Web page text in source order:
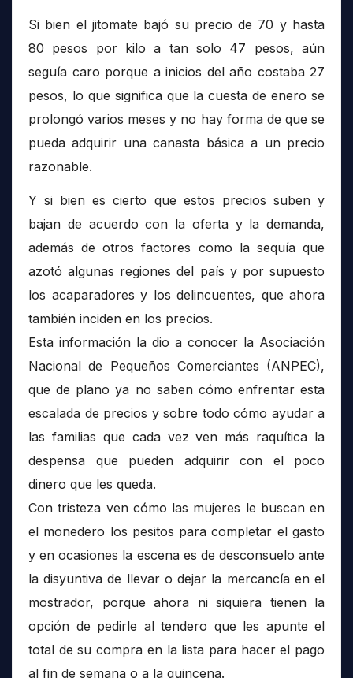
Si bien el jitomate bajó su precio de 70 y hasta
80 pesos por kilo a tan solo 47 pesos, aún
seguía caro porque a inicios del año costaba 27
pesos, lo que significa que la cuesta de enero se
prolongó varios meses y no hay forma de que se
pueda adquirir una canasta básica a un precio
razonable.
Y si bien es cierto que estos precios suben y
bajan de acuerdo con la oferta y la demanda,
además de otros factores como la sequía que
azotó algunas regiones del país y por supuesto
los acaparadores y los delincuentes, que ahora
también inciden en los precios.
Esta información la dio a conocer la Asociación
Nacional de Pequeños Comerciantes (ANPEC),
que de plano ya no saben cómo enfrentar esta
escalada de precios y sobre todo cómo ayudar a
las familias que cada vez ven más raquítica la
despensa que pueden adquirir con el poco
dinero que les queda.
Con tristeza ven cómo las mujeres le buscan en
el monedero los pesitos para completar el gasto
y en ocasiones la escena es de desconsuelo ante
la disyuntiva de llevar o dejar la mercancía en el
mostrador, porque ahora ni siquiera tienen la
opción de pedirle al tendero que les apunte el
total de su compra en la lista para hacer el pago
al fin de semana o a la quincena.